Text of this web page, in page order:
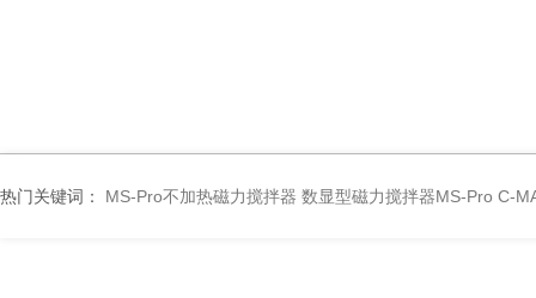
热门关键词： MS-Pro不加热磁力搅拌器 数显型磁力搅拌器MS-Pro C-